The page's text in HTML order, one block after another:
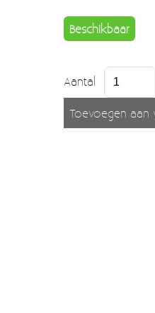
Moccamaster (De beste
EINDE REEKSEN
Beschikbaar
Aantal